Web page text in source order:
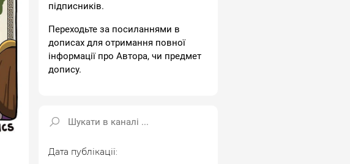
підписників.
Переходьте за посиланнями в
дописах для отримання повної
інформації про Автора, чи предмет
допису.
Дата публікації: